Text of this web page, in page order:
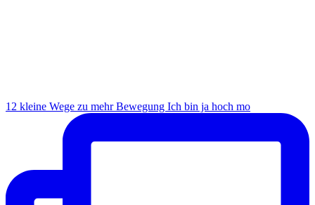
12 kleine Wege zu mehr Bewegung Ich bin ja hoch mo